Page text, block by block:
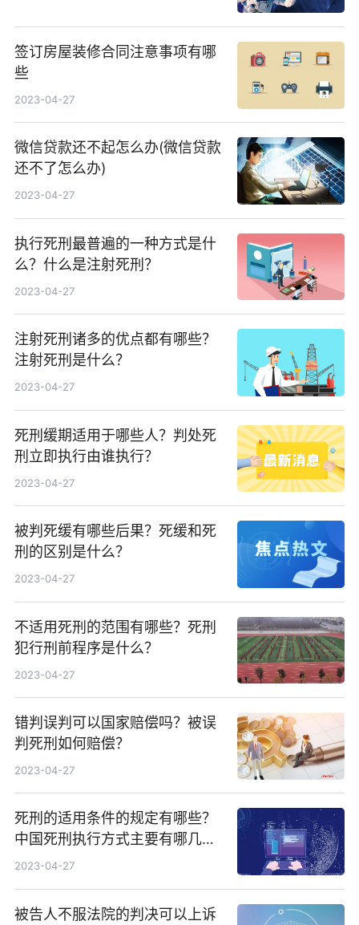
签订房屋装修合同注意事项有哪
些
2023-04-27
微信贷款还不起怎么办(微信贷款
还不了怎么办)
2023-04-27
执行死刑最普遍的一种方式是什
么？什么是注射死刑？
2023-04-27
注射死刑诸多的优点都有哪些？
注射死刑是什么？
2023-04-27
死刑缓期适用于哪些人？判处死
刑立即执行由谁执行？
2023-04-27
被判死缓有哪些后果？死缓和死
刑的区别是什么？
2023-04-27
不适用死刑的范围有哪些？死刑
犯行刑前程序是什么？
2023-04-27
错判误判可以国家赔偿吗？被误
判死刑如何赔偿？
2023-04-27
死刑的适用条件的规定有哪些？
中国死刑执行方式主要有哪几
种？
2023-04-27
被告人不服法院的判决可以上诉